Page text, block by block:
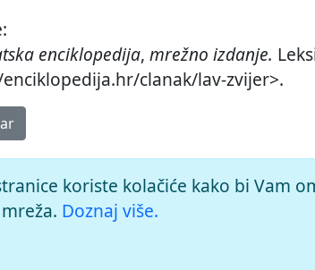
enciklopedija, mrežno izdanje.
clanak/lav-zvijer>.
koriste kolačiće kako bi Vam
Doznaj više.